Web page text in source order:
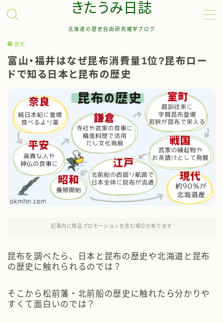
きたうみ日誌
北海道の歴史自由研究雑学ブログ
お問い合わせ
管理人について
サイトマップ
歴史
富山・福井はなぜ昆布消費量1位?昆布ロー
ドで知る日本と昆布の歴史
記事内に商品プロモーションを含む場合があります
昆布を調べたら、日本と昆布の歴史や北海道と昆布
の歴史に触れられるのでは？
そこから松前藩・北前船の歴史に触れたら分かりや
すくて面白いのでは？